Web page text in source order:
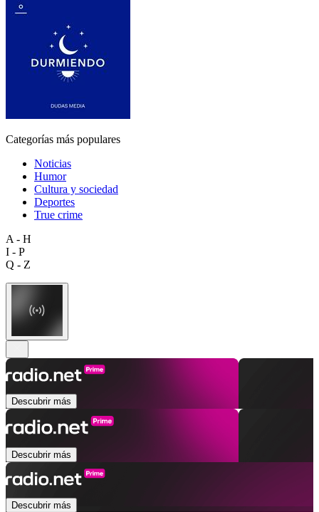
Categorías más populares
Noticias
Humor
Cultura y sociedad
Deportes
True crime
A - H
I - P
Q - Z
Descubrir más
Descubrir más
Descubrir más